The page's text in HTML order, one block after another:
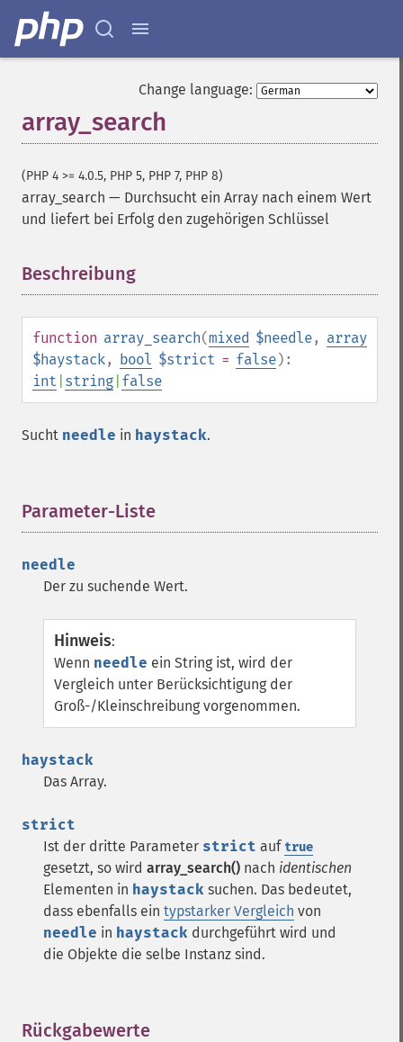
Change language:
array_search
(PHP 4 >= 4.0.5, PHP 5, PHP 7, PHP 8)
array_search — Durchsucht ein Array nach einem Wert
und liefert bei Erfolg den zugehörigen Schlüssel
Beschreibung
function array_search(mixed $needle, array
$haystack, bool $strict = false):
int string false
Sucht needle in haystack.
Parameter-Liste
needle
Der zu suchende Wert.
Hinweis:
Wenn needle ein String ist, wird der
Vergleich unter Berücksichtigung der
Groß-/Kleinschreibung vorgenommen.
haystack
Das Array.
strict
Ist der dritte Parameter strict auftrue
gesetzt, so wird array_search() nach identischen
Elementen in haystack suchen. Das bedeutet,
dass ebenfalls ein typstarker Vergleich von
needle in haystack durchgeführt wird und
die Objekte die selbe Instanz sind.
Rückgabewerte